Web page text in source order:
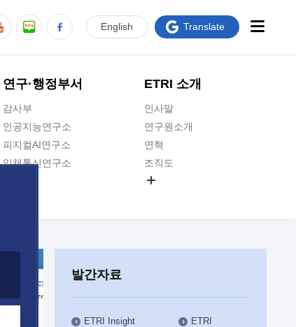
연구·행정부서
감사부
인공지능연구소
피지컬AI연구소
입체통신연구소
인공지능안전연구소
우주항공반도체전략연구단
대경권연구본부
호남권연구본부
ETRI 소개
인사말
연구원소개
연혁
조직도
ETRI CI
English Translate
발간자료
ETRI Insight
ETRI